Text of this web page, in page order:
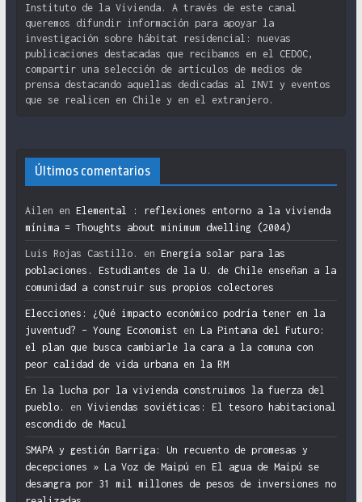
Instituto de la Vivienda. A través de este canal
queremos difundir información para apoyar la
investigación sobre hábitat residencial: nuevas
publicaciones destacadas que recibamos en el CEDOC,
compartir una selección de artículos de medios de
prensa destacando aquellas dedicadas al INVI y eventos
que se realicen en Chile y en el extranjero.
Últimos comentarios
Ailen en Elemental : reflexiones entorno a la vivienda
mínima = Thoughts about minimum dwelling (2004)
Luis Rojas Castillo. en Energía solar para las
poblaciones. Estudiantes de la U. de Chile enseñan a la
comunidad a construir sus propios colectores
Elecciones: ¿Qué impacto económico podría tener en la
juventud? – Young Economist en La Pintana del Futuro:
el plan que busca cambiarle la cara a la comuna con
peor calidad de vida urbana en la RM
En la lucha por la vivienda construimos la fuerza del
pueblo.
en Viviendas soviéticas: El tesoro habitacional
escondido de Macul
SMAPA y gestión Barriga: Un recuento de promesas y
decepciones » La Voz de Maipú en El agua de Maipú se
desangra por 31 mil millones de pesos de inversiones no